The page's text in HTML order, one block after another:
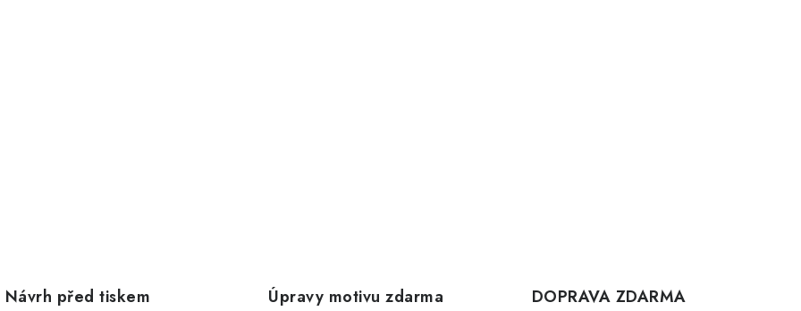
Návrh před tiskem Úpravy motivu zdarma DOPRAVA ZDARMA